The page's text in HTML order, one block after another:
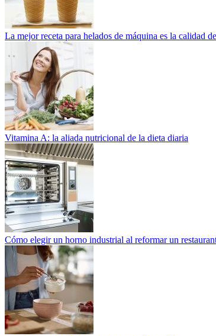
La mejor receta para helados de máquina es la calidad
Vitamina A: la aliada nutricional de la dieta diaria
Cómo elegir un horno industrial al reformar un